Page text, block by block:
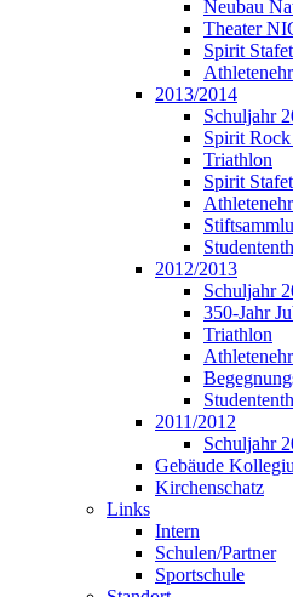
Neubau
Theater
Spirit
2013/2014
Schuljahr
Spirit
Triathlon
Spirit
2012/2013
Schuljahr
350-Jahr
Triathlon
2011/2012
Schuljahr
Gebäude
Kirchenschatz
Links
Intern
Schulen/Partner
Sportschule